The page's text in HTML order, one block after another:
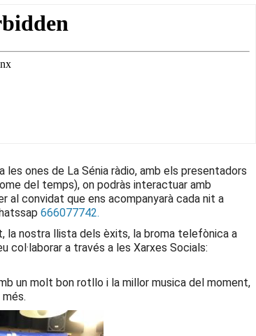
ones de La Sénia ràdio, amb els presentadors
del temps), on podràs interactuar amb
al convidat que ens acompanyarà cada nit a
666077742.
la nostra llista dels èxits, la broma telefònica a
col·laborar a través a les Xarxes Socials:
un molt bon rotllo i la millor musica del moment,